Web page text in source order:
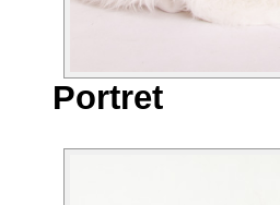
Portret